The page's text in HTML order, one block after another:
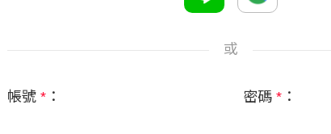
或
帳號 * ： 密碼 * ：